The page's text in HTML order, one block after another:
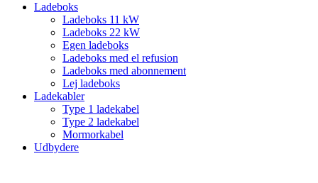
Ladeboks
Ladeboks 11 kW
Ladeboks 22 kW
Egen ladeboks
Ladeboks med el refusion
Ladeboks med abonnement
Lej ladeboks
Ladekabler
Type 1 ladekabel
Type 2 ladekabel
Mormorkabel
Udbydere